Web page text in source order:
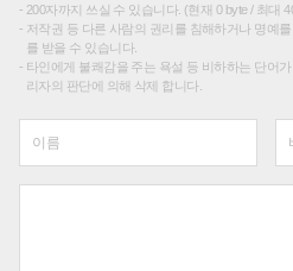
200자까지 쓰실 수 있습니다. (현재 0 byte / 최대
저작권 등 다른 사람의 권리를 침해하거나 명예
를 받을 수 있습니다.
타인에게 불쾌감을 주는 욕설 등 비하하는 단어
리자의 판단에 의해 삭제 합니다.